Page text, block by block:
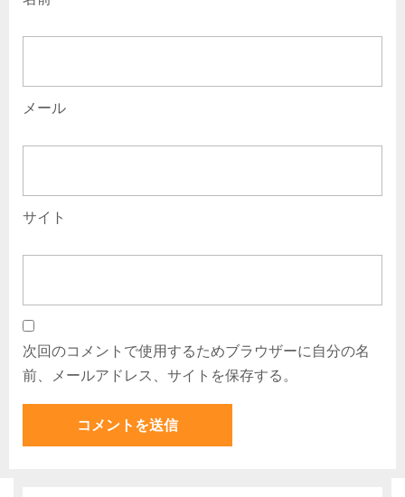
メール
サイト
次回のコメントで使用するためブラウザーに自分の名
前、メールアドレス、サイトを保存する。